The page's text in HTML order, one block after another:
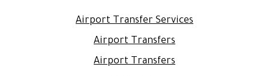
Airport Transfer Services
Airport Transfers
Airport Transfers